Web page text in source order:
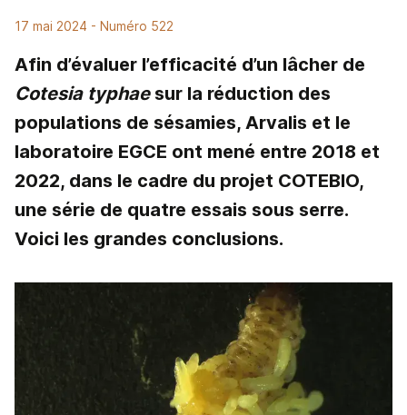
17 mai 2024 - Numéro 522
Afin d’évaluer l’efficacité d’un lâcher de
Cotesia typhaesur la réduction des
populations de sésamies, Arvalis et le
laboratoire EGCE ont mené entre 2018 et
2022, dans le cadre du projet COTEBIO,
une série de quatre essais sous serre.
Voici les grandes conclusions.